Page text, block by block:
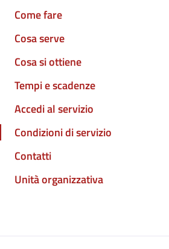
Come fare
Cosa serve
Cosa si ottiene
Tempi e scadenze
Accedi al servizio
Condizioni di servizio
Contatti
Unità organizzativa